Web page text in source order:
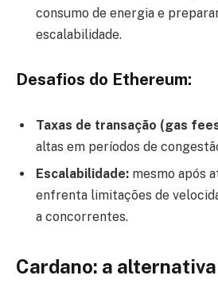
consumo de energia e
escalabilidade.
Desafios do Ethereum:
Taxas de transação (gas
altas em períodos de
Escalabilidade: mesmo após
enfrenta limitações de
a concorrentes.
Cardano: a